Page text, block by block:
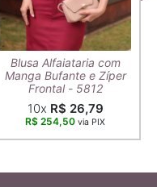
Blusa Alfaiataria com
Manga Bufante e Zíper
Frontal - 5812
10x R$ 26,79
R$ 254,50 via PIX